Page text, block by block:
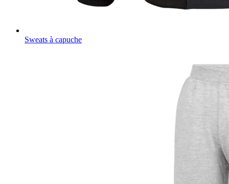
Sweats à capuche